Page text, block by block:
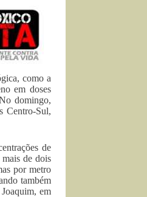
como a
em doses
domingo,
Centro-Sul,
de
de dois
por metro
também
em